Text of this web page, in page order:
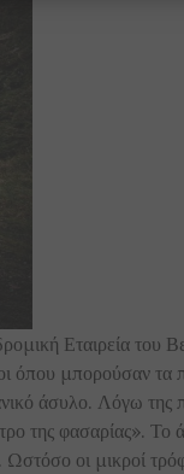
Εταιρεία του
όπου μπορούσαν τα
άσυλο. Λόγω της
της φασαρίας». Το
οι μικροί